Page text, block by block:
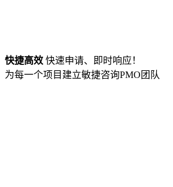
快捷高效 快速申请、即时响应！
为每一个项目建立敏捷咨询PMO团队